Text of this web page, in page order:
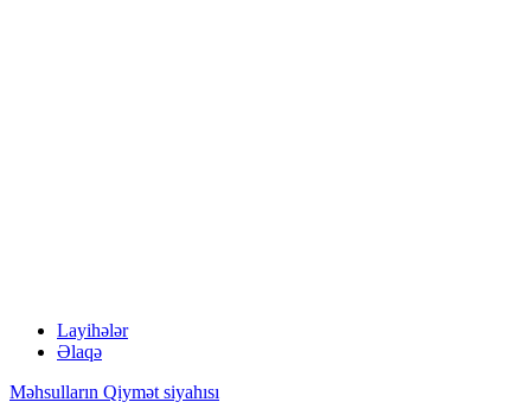
Layihələr
Əlaqə
Məhsulların Qiymət siyahısı